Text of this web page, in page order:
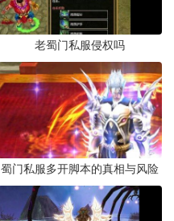
老蜀门私服侵权吗
蜀门私服多开脚本的真相与风险